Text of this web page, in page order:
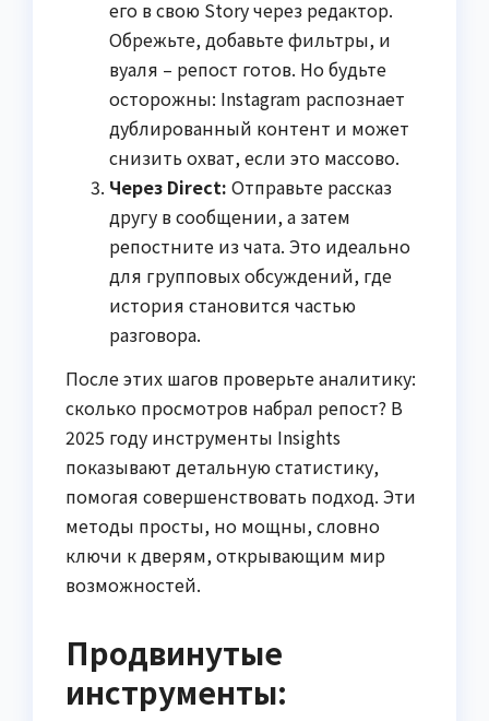
его в свою Story через редактор.
Обрежьте, добавьте фильтры, и
вуаля – репост готов. Но будьте
осторожны: Instagram распознает
дублированный контент и может
снизить охват, если это массово.
Через Direct: Отправьте рассказ
другу в сообщении, а затем
репостните из чата. Это идеально
для групповых обсуждений, где
история становится частью
разговора.
После этих шагов проверьте аналитику:
сколько просмотров набрал репост? В
2025 году инструменты Insights
показывают детальную статистику,
помогая совершенствовать подход. Эти
методы просты, но мощны, словно
ключи к дверям, открывающим мир
возможностей.
Продвинутые
инструменты: